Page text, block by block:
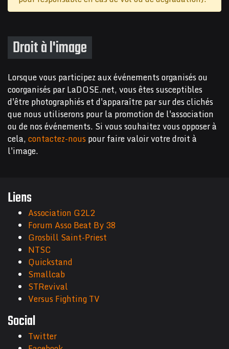
Droit à l'image
Lorsque vous participez aux événements organisés ou
coorganisés par LaDOSE.net, vous êtes susceptibles
d'être photographiés et d'apparaître par sur des clichés
que nous utiliserons pour la promotion de l'association
ou de nos événements. Si vous souhaitez vous opposer à
cela,contactez-nouspour faire valoir votre droit à
l'image.
Liens
Association G2L2
Forum Asso Beat By 38
Grosbill Saint-Priest
NTSC
Quickstand
Smallcab
STRevival
Versus Fighting TV
Social
Twitter